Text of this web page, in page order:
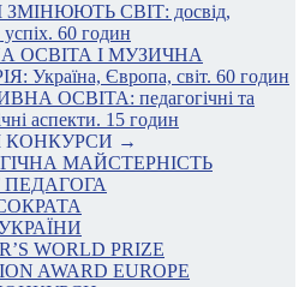
СВІТ: досвід,
успіх. 60 годин
ОСВІТА І МУЗИЧНА
Україна, Європа, світ. 60 годин
ОСВІТА: педагогічні та
аспекти. 15 годин
КОНКУРСИ →
МАЙСТЕРНІСТЬ
WORLD PRIZE
AWARD EUROPE